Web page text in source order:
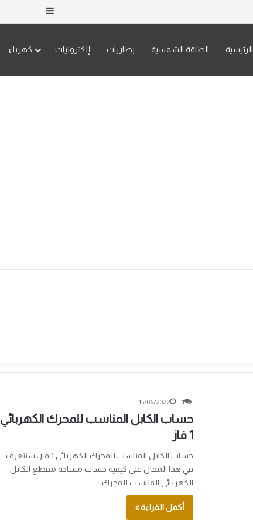
الرئيسية الطاقة الشمسية بطاريات إلكترونيات كهرباء
15/06/2022 1
حساب الكابل المناسب للمحرك الكهربائي
1 فاز
حساب الكابل المناسب للمحرك الكهربائي 1 فاز، سنتعرف
في هذا المقال على كيفية حساب مساحة مقطع الكابل
الكهربائي المناسب للمحرك…
أكمل القراءة »